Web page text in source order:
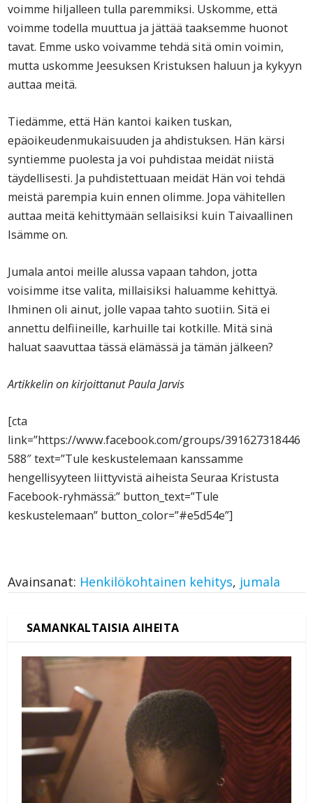
voimme hiljalleen tulla paremmiksi. Uskomme, että
voimme todella muuttua ja jättää taaksemme huonot
tavat. Emme usko voivamme tehdä sitä omin voimin,
mutta uskomme Jeesuksen Kristuksen haluun ja kykyyn
auttaa meitä.
Tiedämme, että Hän kantoi kaiken tuskan,
epäoikeudenmukaisuuden ja ahdistuksen. Hän kärsi
syntiemme puolesta ja voi puhdistaa meidät niistä
täydellisesti. Ja puhdistettuaan meidät Hän voi tehdä
meistä parempia kuin ennen olimme. Jopa vähitellen
auttaa meitä kehittymään sellaisiksi kuin Taivaallinen
Isämme on.
Jumala antoi meille alussa vapaan tahdon, jotta
voisimme itse valita, millaisiksi haluamme kehittyä.
Ihminen oli ainut, jolle vapaa tahto suotiin. Sitä ei
annettu delfiineille, karhuille tai kotkille. Mitä sinä
haluat saavuttaa tässä elämässä ja tämän jälkeen?
Artikkelin on kirjoittanut Paula Jarvis
[cta
link=”https://www.facebook.com/groups/391627318446
588″ text=”Tule keskustelemaan kanssamme
hengellisyyteen liittyvistä aiheista Seuraa Kristusta
Facebook-ryhmässä:” button_text=”Tule
keskustelemaan” button_color=”#e5d54e”]
Avainsanat: Henkilökohtainen kehitys, jumala